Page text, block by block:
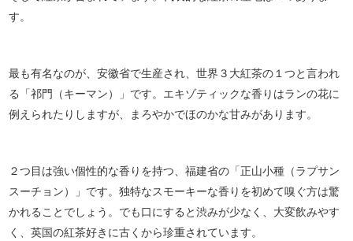
す。
最も有名なのが、安徽省で生産され、世界３大紅茶の１つと言われ
る「祁門（キーマン）」です。エキゾティックな香りはランの花に
例えられたりしますが、まろやかでほのかな甘みがあります。
２つ目は強い個性的な香りを持つ、福建省の「正山小種（ラプサン
スーチョン）」です。独特なスモーキーな香りを初めて嗅ぐ方は驚
かれることでしょう。でも口にすると渋みが少なく、大変飲みやす
く、英国の紅茶好きに古くから珍重されています。